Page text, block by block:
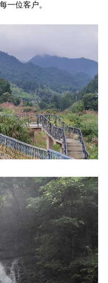
一位客户。